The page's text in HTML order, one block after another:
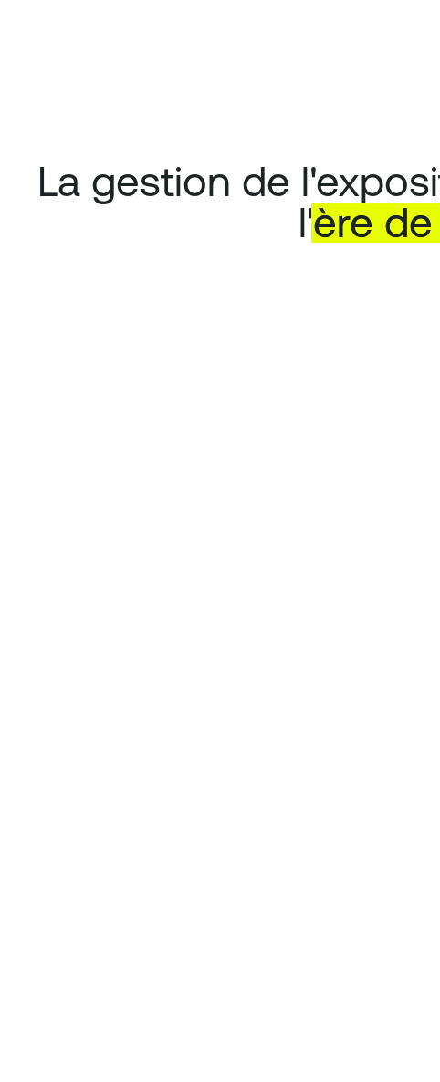
La gestion de
l'ère de